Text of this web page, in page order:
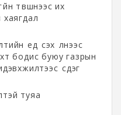
түвшнээс их
хаягдал
үед үүсэх үүлнээс
бодис буюу газрын
үүсдэг
туяа